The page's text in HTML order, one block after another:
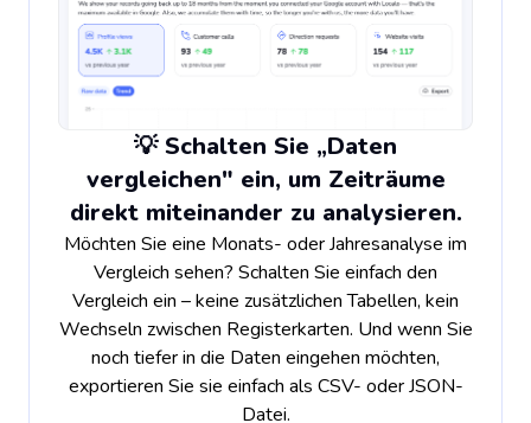
💡 Schalten Sie „Daten
vergleichen" ein, um Zeiträume
direkt miteinander zu analysieren.
Möchten Sie eine Monats- oder Jahresanalyse im
Vergleich sehen? Schalten Sie einfach den
Vergleich ein – keine zusätzlichen Tabellen, kein
Wechseln zwischen Registerkarten. Und wenn Sie
noch tiefer in die Daten eingehen möchten,
exportieren Sie sie einfach als CSV- oder JSON-
Datei.